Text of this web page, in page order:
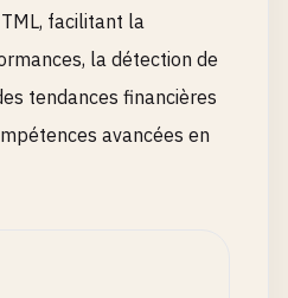
facilitant la
la détection de
tendances financières
avancées en